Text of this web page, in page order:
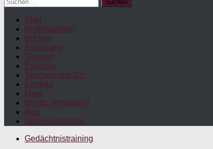
nach:
Start
Fortbildungen
Bücher
Betreuung
Themen
Exklusiv
Taschen und Co.
Kontakt
Maw
Nichts verpassen!
App
Stellenangebote
Gedächtnistraining